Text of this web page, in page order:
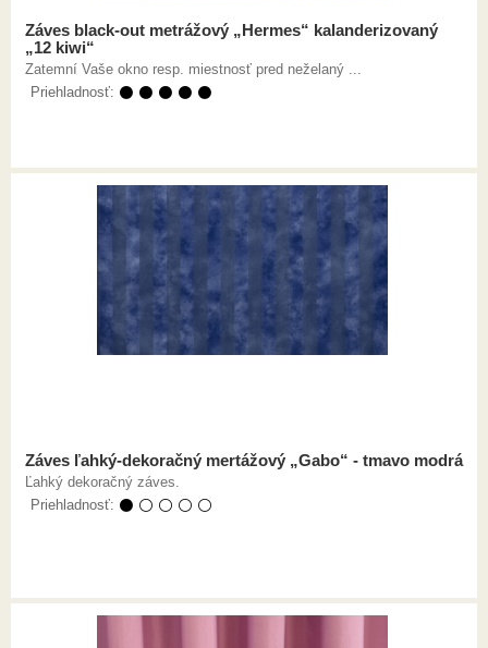
Záves black-out metrážový „Hermes“ kalanderizovaný
„12 kiwi“
Zatemní Vaše okno resp. miestnosť pred neželaný ...
Priehladnosť: ⚫ ⚫ ⚫ ⚫ ⚫
Záves ľahký-dekoračný mertážový „Gabo“ - tmavo modrá
Ľahký dekoračný záves.
Priehladnosť: ⚫ ⚪ ⚪ ⚪ ⚪